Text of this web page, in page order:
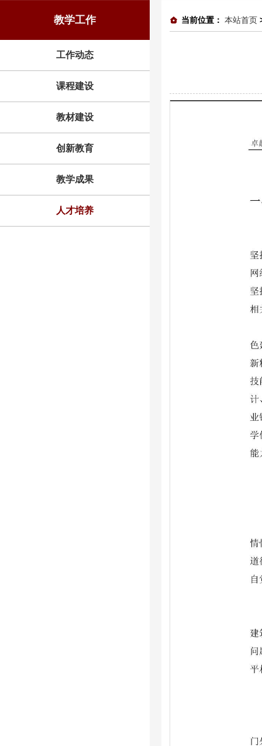
教学工作
工作动态
课程建设
教材建设
创新教育
教学成果
人才培养
当前位置： 本站首页